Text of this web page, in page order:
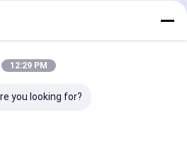
Продукты
12:29 PM
you looking for?